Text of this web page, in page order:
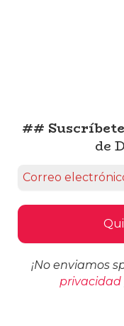
##
de
¡No enviamos
privacidad